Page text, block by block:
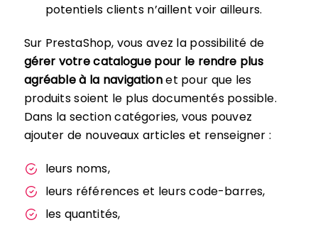
potentiels clients n’aillent voir ailleurs.
Sur PrestaShop, vous avez la possibilité de
gérer votre catalogue pour le rendre plus
agréable à la navigationet pour que les
produits soient le plus documentés possible.
Dans la section catégories, vous pouvez
ajouter de nouveaux articles et renseigner :
leurs noms,
leurs références et leurs code-barres,
les quantités,